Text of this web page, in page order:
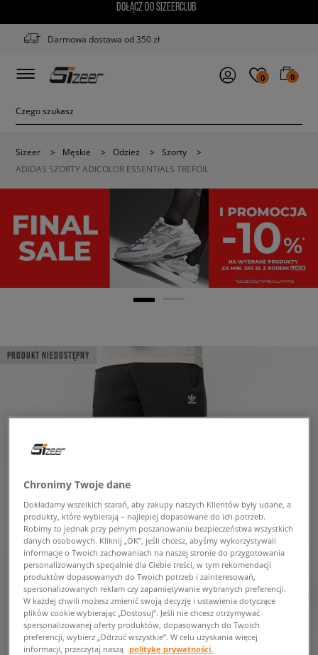
DOŁĄCZ DO SIZEERCLUB
Darmowa dostawa od 350 zł
0 0
Sizeer > Męskie > Odzież > Szorty
>
ADIDAS SZORTY ADICOLOR ESSENTIALS TREFOIL
PRODUKT NIEDOSTĘPNY
Chronimy Twoje dane
Dokładamy wszelkich starań, aby zakupy naszych Klientów były udane, a
produkty, które wybierają – najlepiej dopasowane do ich potrzeb.
Robimy to jednak przy pełnym poszanowaniu bezpieczeństwa wszystkich
danych osobowych. Kliknij „OK”, jeśli chcesz, abyśmy wykorzystywali
informacje o Twoich zachowaniach na naszej stronie do przygotowania
personalizowanych specjalnie dla Ciebie treści, w tym rekomendacji
produktów dopasowanych do Twoich potrzeb i zainteresowań,
spersonalizowanych reklam czy zapamiętywanie wybranych preferencji.
W każdej chwili możesz zmienić swoją decyzję i ustawienia dotyczące
plików cookie wybierając „Dostosuj”. Jeśli nie chcesz otrzymywać
spersonalizowanej oferty produktów, dopasowanych do Twoich
preferencji, wybierz „Odrzuć wszystkie”. W celu uzyskania więcej
informacji, przeczytaj naszą politykę prywatności.